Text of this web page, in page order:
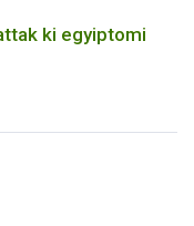
ki egyiptomi